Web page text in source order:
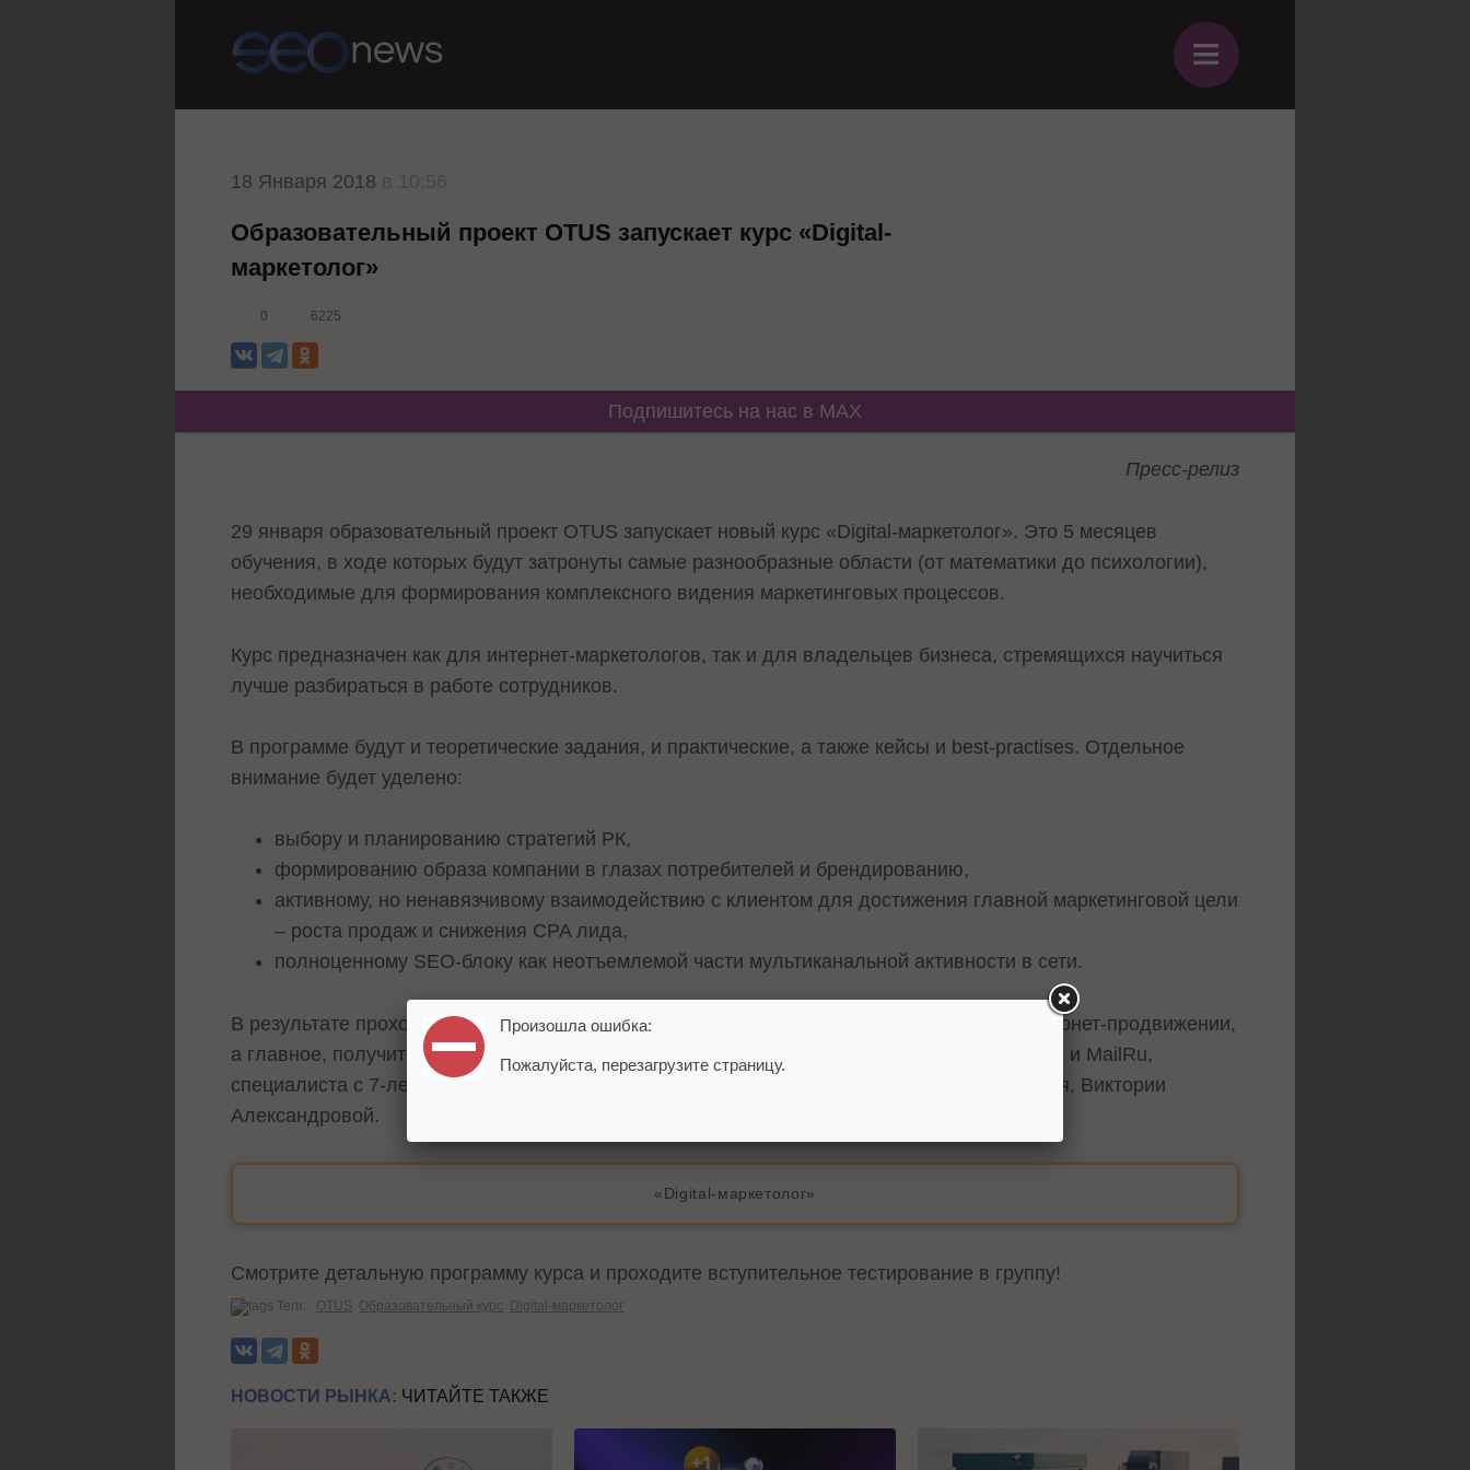
≡
18 Января 2018
Образовательный проект OTUS запускает курс «Digital-
маркетолог»
0 6225
Подпишитесь на нас в MAX
Пресс-релиз
29 января образовательный проект OTUS запускает новый курс «Digital-маркетолог». Это 5 месяцев
обучения, в ходе которых будут затронуты самые разнообразные области (от математики до психологии),
необходимые для формирования комплексного видения маркетинговых процессов.
Курс предназначен как для интернет-маркетологов, так и для владельцев бизнеса, стремящихся научиться
лучше разбираться в работе сотрудников.
В программе будут и теоретические задания, и практические, а также кейсы и best-practises. Отдельное
внимание будет уделено:
выбору и планированию стратегий РК,
формированию образа компании в глазах потребителей и брендированию,
активному, но ненавязчивому взаимодействию с клиентом для достижения главной маркетинговой цели
– роста продаж и снижения CPA лида,
полноценному SEO-блоку как неотъемлемой части мультиканальной активности в сети.
В результате прохождения курса вы научитесь формировать собственное видение в интернет-продвижении,
а главное, получите возможность пообщаться и перенять опыт от экс-сотрудника Яндекса и MailRu,
специалиста с 7-летним опытом в интернет-продвижении и практикующего преподавателя, Виктории
Александровой.
«Digital-маркетолог»
Смотрите детальную программу курса и проходите вступительное тестирование в группу!
Теги: OTUS Образовательный курс Digital-маркетолог
НОВОСТИ РЫНКА: ЧИТАЙТЕ ТАКЖЕ
Произошла ошибка:
Пожалуйста, перезагрузите страницу.